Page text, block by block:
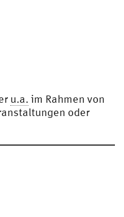
u.a. im Rahmen von
oder